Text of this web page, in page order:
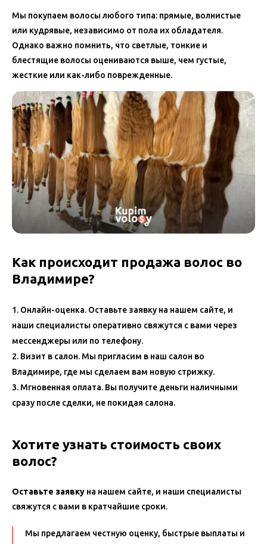
Мы покупаем волосы любого типа: прямые, волнистые
или кудрявые, независимо от пола их обладателя.
Однако важно помнить, что светлые, тонкие и
блестящие волосы оцениваются выше, чем густые,
жесткие или как-либо поврежденные.
Как происходит продажа волос во
Владимире?
Онлайн-оценка. Оставьте заявку на нашем сайте, и
наши специалисты оперативно свяжутся с вами через
мессенджеры или по телефону.
Визит в салон. Мы пригласим в наш салон во
Владимире, где мы сделаем вам новую стрижку.
Мгновенная оплата. Вы получите деньги наличными
сразу после сделки, не покидая салона.
Хотите узнать стоимость своих
волос?
Оставьте заявку на нашем сайте, и наши специалисты
свяжутся с вами в кратчайшие сроки.
Мы предлагаем честную оценку, быстрые выплаты и